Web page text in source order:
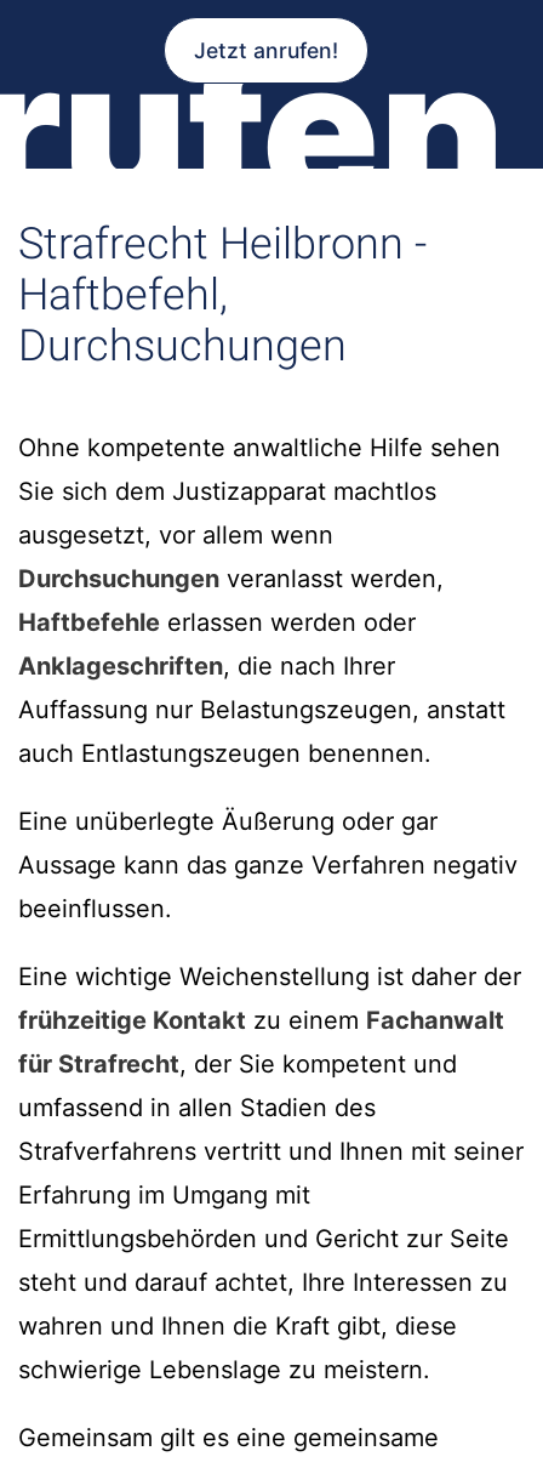
Jetzt anrufen!
Strafrecht Heilbronn -
Haftbefehl,
Durchsuchungen
Ohne kompetente anwaltliche Hilfe sehen
Sie sich dem Justizapparat machtlos
ausgesetzt, vor allem wenn
Durchsuchungen veranlasst werden,
Haftbefehle erlassen werden oder
Anklageschriften, die nach Ihrer
Auffassung nur Belastungszeugen, anstatt
auch Entlastungszeugen benennen.
Eine unüberlegte Äußerung oder gar
Aussage kann das ganze Verfahren negativ
beeinflussen.
Eine wichtige Weichenstellung ist daher der
frühzeitige Kontakt zu einem Fachanwalt
für Strafrecht, der Sie kompetent und
umfassend in allen Stadien des
Strafverfahrens vertritt und Ihnen mit seiner
Erfahrung im Umgang mit
Ermittlungsbehörden und Gericht zur Seite
steht und darauf achtet, Ihre Interessen zu
wahren und Ihnen die Kraft gibt, diese
schwierige Lebenslage zu meistern.
Gemeinsam gilt es eine gemeinsame